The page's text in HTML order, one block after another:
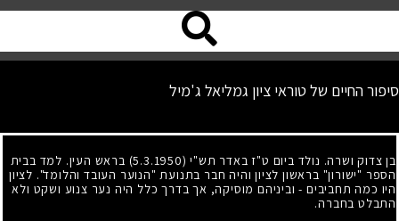
סיפור החיים של טוראי ציון גמליאל ג'מיל
בן צדוק ושרה. נולד ביום ט"ז באדר תש"י (5.3.1950)
בראש העין. למד בבית
הספר "ישורון" בראשון לציון והיה חבר בתנועת "הנוער העובד והלומד". לציון
היו כמה תחביבים - וביניהם מוסיקה, אך בדרך כלל היה נער צנוע ושקט ולא
התבלט בחברה.